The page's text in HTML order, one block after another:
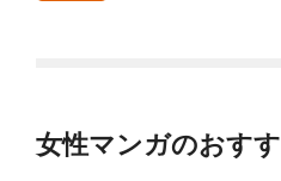
女性マンガのおす